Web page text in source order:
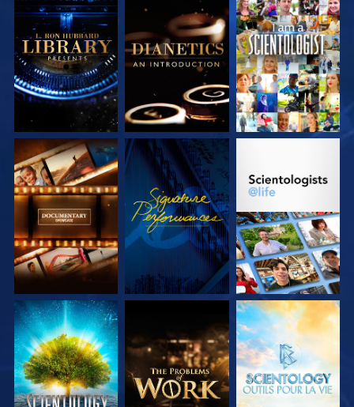
DÉCOUVRIR LES
SÉRIES
DÉCOUVRIR LES
SÉRIES
REGARDER
DÉCOUVRIR LES
SÉRIES
REGARDER
DÉCOUVRIR LES
DÉCOUVRIR LES
SÉRIES
DÉCOUVRIR LES
SÉRIES
DÉCOUVRIR LES
SÉRIES